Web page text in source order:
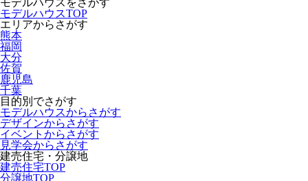
モデルハウスをさがす
モデルハウスTOP
エリアからさがす
熊本
福岡
大分
佐賀
鹿児島
千葉
目的別でさがす
モデルハウスからさがす
デザインからさがす
イベントからさがす
見学会からさがす
建売住宅・分譲地
建売住宅TOP
分譲地TOP